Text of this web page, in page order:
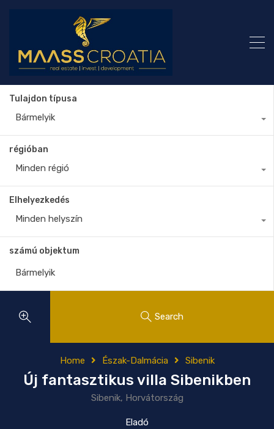
Tulajdon típusa
Bármelyik
régióban
Minden régió
Elhelyezkedés
Minden helyszín
számú objektum
Search
Home Észak-Dalmácia Sibenik
Új fantasztikus villa Sibenikben
Sibenik, Horvátország
Eladó